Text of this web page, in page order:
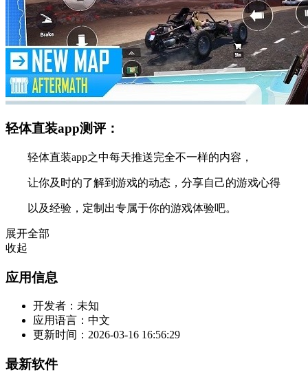
轻体直装app测评：
轻体直装app之中每天推送完全不一样的内容，
让你及时的了解到游戏的动态，分享自己的游戏心得
以及经验，定制出专属于你的游戏体验吧。
展开全部
收起
应用信息
开发者： 未知
应用语言： 中文
更新时间： 2026-03-16 16:56:29
最新软件